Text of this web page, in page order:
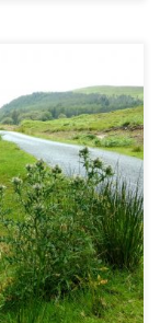
– Schottland
ein
für eine
Weg von
Irland, noch